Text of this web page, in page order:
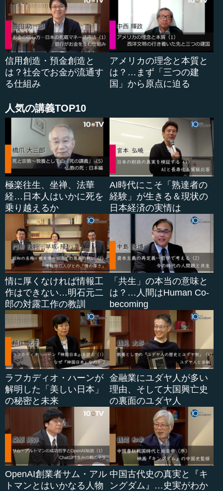
信用創造・預金創造と
は？社会でお金が流通す
る仕組み
アメリカの理念と本質と
は？…まず「三つの建
国」から原点に迫る
人気の講義TOP10
極楽往生、坐禅、法華
経…日本人はいかに死を
乗り越えるか
AI時代にこそ「熟達者の
経験」が生きる＆現状の
日本経済の実情は
情に厚くなければ情報工
作はできない…明石元二
郎の対露工作の教訓
「共生」の本当の意味と
は？…人間はHuman Co-
becoming
ラフカディオ・ハーンが
解明した「美しい日本」
の秘密と未来
金融業にユダヤ人が多い
理由、そして大国興亡史
の裏面のユダヤ人
OpenAI創業者サム・アル
トマンとはいかなる人物
中国古代史の真実と『キ
ングダム』…史実がわか